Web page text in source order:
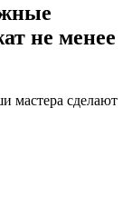
не менее
мастера сделают